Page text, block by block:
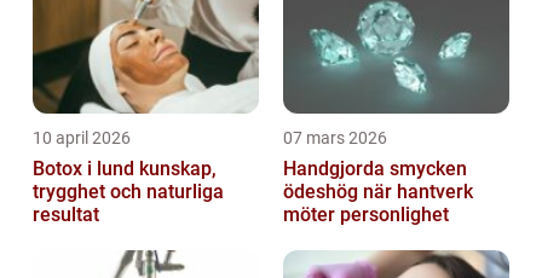
10 april 2026
Botox i lund kunskap,
trygghet och naturliga
resultat
07 mars 2026
Handgjorda smycken
ödeshög när hantverk
möter personlighet